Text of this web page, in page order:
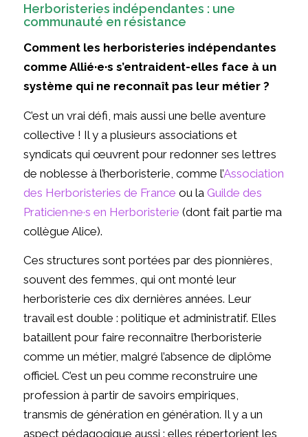
Herboristeries indépendantes : une
communauté en résistance
Comment les herboristeries indépendantes
comme Allié·e·s s’entraident-elles face à un
système qui ne reconnaît pas leur métier ?
C’est un vrai défi, mais aussi une belle aventure
collective ! Il y a plusieurs associations et
syndicats qui œuvrent pour redonner ses lettres
de noblesse à l’herboristerie, comme l’Association
des Herboristeries de France ou la Guilde des
Praticien·ne·s en Herboristerie (dont fait partie ma
collègue Alice).
Ces structures sont portées par des pionnières,
souvent des femmes, qui ont monté leur
herboristerie ces dix dernières années. Leur
travail est double : politique et administratif. Elles
bataillent pour faire reconnaître l’herboristerie
comme un métier, malgré l’absence de diplôme
officiel. C’est un peu comme reconstruire une
profession à partir de savoirs empiriques,
transmis de génération en génération. Il y a un
aspect pédagogique aussi : elles répertorient les